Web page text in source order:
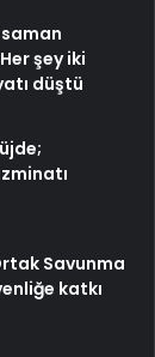
şey iki
düştü
Savunma
katkı